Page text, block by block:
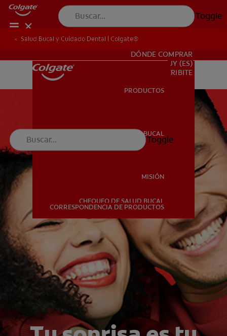
Toggle
SALUD BUCAL
MISIÓN
CHEQUEO DE SALUD BUCAL
CORRESPONDENCIA DE PRODUCTOS
PARA PROFESIONALES
DÓNDE COMPRAR
PARA PROFESIONALES
DÓNDE COMPRAR
UY (ES)
SUSCRIBITE
PRODUCTOS
SALUD BUCAL
MISIÓN
CHEQUEO DE SALUD BUCAL
CORRESPONDENCIA DE PRODUCTOS
Toggle
Salud Bucal y Cuidado Dental | Colgate®